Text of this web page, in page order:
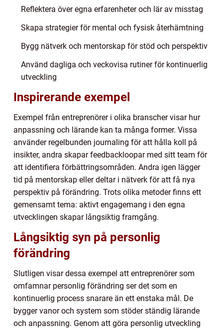
Reflektera över egna erfarenheter och lär av misstag
Skapa strategier för mental och fysisk återhämtning
Bygg nätverk och mentorskap för stöd och perspektiv
Använd dagliga och veckovisa rutiner för kontinuerlig
utveckling
Inspirerande exempel
Exempel från entreprenörer i olika branscher visar hur
anpassning och lärande kan ta många former. Vissa
använder regelbunden journaling för att hålla koll på
insikter, andra skapar feedbackloopar med sitt team för
att identifiera förbättringsområden. Andra igen lägger
tid på mentorskap eller deltar i nätverk för att få nya
perspektiv på förändring. Trots olika metoder finns ett
gemensamt tema: aktivt engagemang i den egna
utvecklingen skapar långsiktig framgång.
Långsiktig syn på personlig
förändring
Slutligen visar dessa exempel att entreprenörer som
omfamnar personlig förändring ser det som en
kontinuerlig process snarare än ett enstaka mål. De
bygger vanor och system som stöder ständig lärande
och anpassning. Genom att göra personlig utveckling